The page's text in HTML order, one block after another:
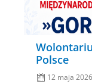
Polsce
12 maja 2026